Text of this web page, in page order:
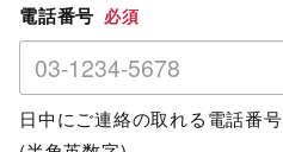
電話番号 必須
日中にご連絡の取れる電話番号